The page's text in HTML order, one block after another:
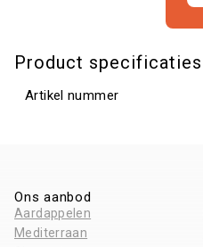
Product specificaties
Artikel nummer
Ons aanbod
Aardappelen
Mediterraan